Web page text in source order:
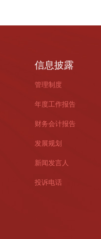
信息披露
管理制度
年度工作报告
财务会计报告
发展规划
新闻发言人
投诉电话